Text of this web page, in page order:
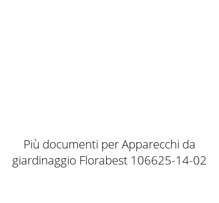
Più documenti per Apparecchi da
giardinaggio Florabest 106625-14-02